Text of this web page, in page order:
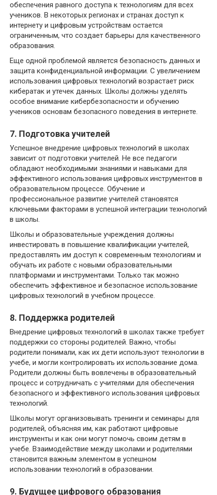
обеспечения равного доступа к технологиям для всех
учеников. В некоторых регионах и странах доступ к
интернету и цифровым устройствам остается
ограниченным, что создает барьеры для качественного
образования.
Еще одной проблемой является безопасность данных и
защита конфиденциальной информации. С увеличением
использования цифровых технологий возрастает риск
кибератак и утечек данных. Школы должны уделять
особое внимание кибербезопасности и обучению
учеников основам безопасного поведения в интернете.
7. Подготовка учителей
Успешное внедрение цифровых технологий в школах
зависит от подготовки учителей. Не все педагоги
обладают необходимыми знаниями и навыками для
эффективного использования цифровых инструментов в
образовательном процессе. Обучение и
профессиональное развитие учителей становятся
ключевыми факторами в успешной интеграции технологий
в школы.
Школы и образовательные учреждения должны
инвестировать в повышение квалификации учителей,
предоставлять им доступ к современным технологиям и
обучать их работе с новыми образовательными
платформами и инструментами. Только так можно
обеспечить эффективное и безопасное использование
цифровых технологий в учебном процессе.
8. Поддержка родителей
Внедрение цифровых технологий в школах также требует
поддержки со стороны родителей. Важно, чтобы
родители понимали, как их дети используют технологии в
учебе, и могли контролировать их использование дома.
Родители должны быть вовлечены в образовательный
процесс и сотрудничать с учителями для обеспечения
безопасного и эффективного использования цифровых
технологий.
Школы могут организовывать тренинги и семинары для
родителей, объясняя им, как работают цифровые
инструменты и как они могут помочь своим детям в
учебе. Взаимодействие между школами и родителями
становится важным элементом в успешном
использовании технологий в образовании.
9. Будущее цифрового образования